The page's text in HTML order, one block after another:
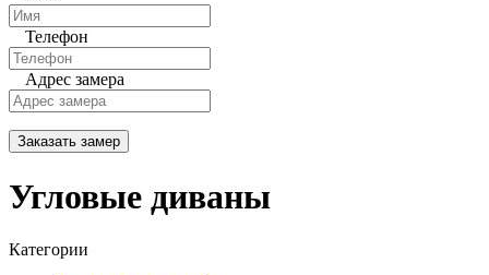
Телефон
Адрес замера
Заказать замер
Угловые диваны
Категории